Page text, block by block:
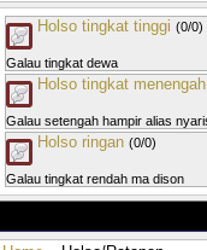
Holso tingkat tinggi (0/0)
Galau tingkat dewa
Holso tingkat menengah
Galau setengah hampir alias
Holso ringan (0/0)
Galau tingkat rendah ma dison